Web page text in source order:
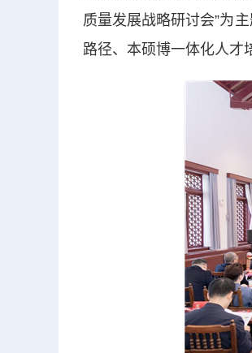
质量发展战略研讨会”为
路径、本硕博一体化人才